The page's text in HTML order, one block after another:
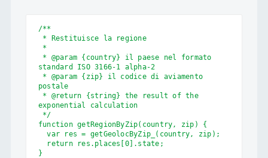
/**
standard ISO 3166-1 alpha-2
postale
exponential calculation
function getRegionByZip(country, zip) {
  var res = getGeolocByZip_(country, zip);
}